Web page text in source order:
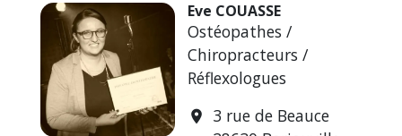
Eve COUASSE
Ostéopathes /
Chiropracteurs /
Réflexologues
location_on
3 rue de Beauce